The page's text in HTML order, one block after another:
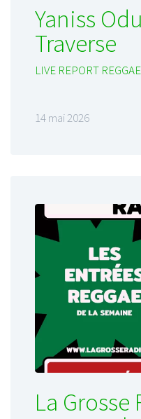
Yaniss
Traverse
LIVE REPORT REGGAE
14 mai 2026
La Grosse